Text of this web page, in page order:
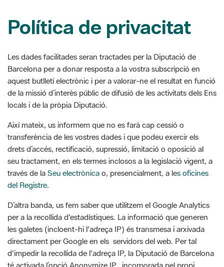
Barcelona per a donar resposta a la vostra subscripció en
aquest butlletí electrònic i per a valorar-ne el resultat en funció
locals i de la pròpia Diputació.
Així mateix, us informem que no es farà cap cessió o
transferència de les vostres dades i que podeu exercir els
drets d’accés, rectificació, supressió, limitació o oposició al
través de la Seu electrònicao, presencialment, a le s oficines
del Registre.
D’altra banda, us fem saber que utilitzem el Google Analytics
per a la recollida d'estadístiques. La informació que generen
les galetes (incloent-hi l'adreça IP) és transmesa i arxivada
d'impedir la recollida de l'adreça IP, la Diputació de Barcelona
té activada l’opció Anonymize IP, incorporada pel propi
sistema, que emmascara els tres darrers dígits d’aquesta
adreça de manera que l'anonimitza posant-los a 0.
Per a qualsevol consulta o queixa sobre el tractament de les